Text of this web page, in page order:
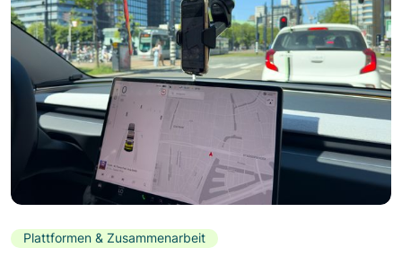
Plattformen & Zusammenarbeit